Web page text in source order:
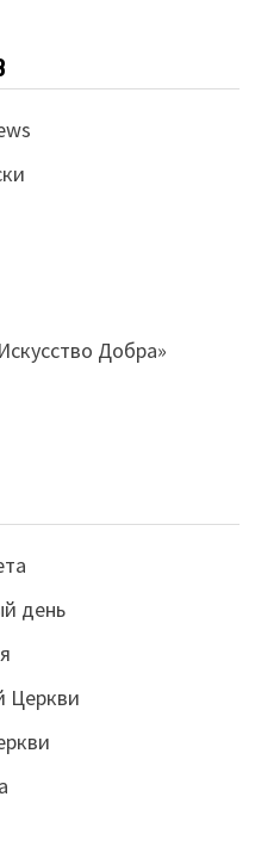
Добра»
день
Церкви